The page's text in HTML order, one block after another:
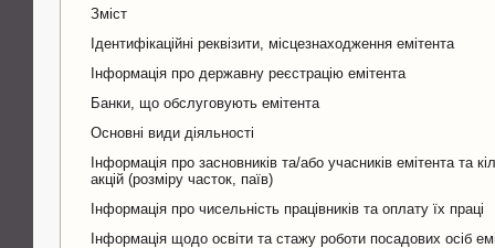
Зміст
Ідентифікаційні реквізити, місцезнаходження емітента
Інформація про державну реєстрацію емітента
Банки, що обслуговують емітента
Основні види діяльності
Інформація про засновників та/або учасників емітента та
акцій (розміру часток, паїв)
Інформація про чисельність працівників та оплату їх праці
Інформація щодо освіти та стажу роботи посадових осіб